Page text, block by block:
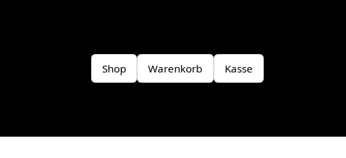
Shop Warenkorb Kasse